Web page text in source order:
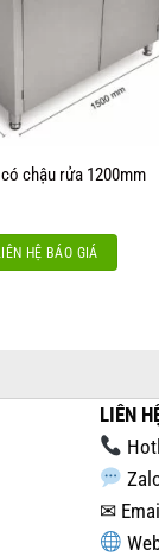
chậu rửa 1200mm
HỆ BÁO GIÁ
LIÊN
✉